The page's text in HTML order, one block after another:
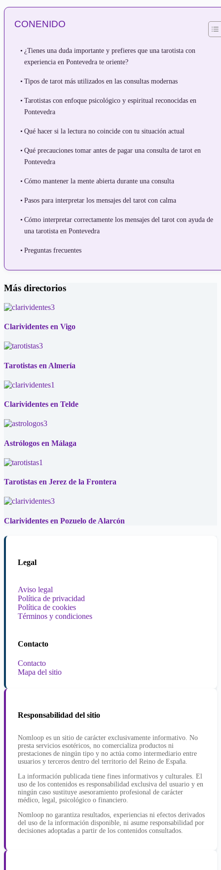
CONENIDO
¿Tienes una duda importante y prefieres que una tarotista con
experiencia en Pontevedra te oriente?
Tipos de tarot más utilizados en las consultas modernas
Tarotistas con enfoque psicológico y espiritual reconocidas en
Pontevedra
Qué hacer si la lectura no coincide con tu situación actual
Qué precauciones tomar antes de pagar una consulta de tarot en
Pontevedra
Cómo mantener la mente abierta durante una consulta
Pasos para interpretar los mensajes del tarot con calma
Cómo interpretar correctamente los mensajes del tarot con ayuda de
una tarotista en Pontevedra
Preguntas frecuentes
Más directorios
Clarividentes en Vigo
Tarotistas en Almería
Clarividentes en Telde
Astrólogos en Málaga
Tarotistas en Jerez de la Frontera
Clarividentes en Pozuelo de Alarcón
Legal
Aviso legal
Política de privacidad
Política de cookies
Términos y condiciones
Contacto
Contacto
Mapa del sitio
Responsabilidad del sitio
Nomloop es un sitio de carácter exclusivamente informativo. No
presta servicios esotéricos, no comercializa productos ni
prestaciones de ningún tipo y no actúa como intermediario entre
usuarios y terceros dentro del territorio del Reino de España.
La información publicada tiene fines informativos y culturales. El
uso de los contenidos es responsabilidad exclusiva del usuario y en
ningún caso sustituye asesoramiento profesional de carácter
médico, legal, psicológico o financiero.
Nomloop no garantiza resultados, experiencias ni efectos derivados
del uso de la información disponible, ni asume responsabilidad por
decisiones adoptadas a partir de los contenidos consultados.